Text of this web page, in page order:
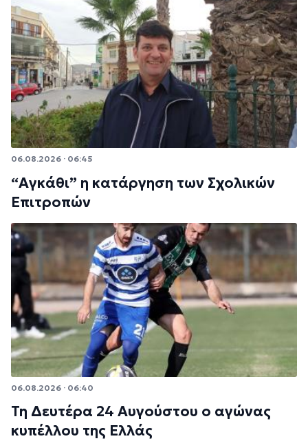
06.08.2026 · 06:45
“Αγκάθι” η κατάργηση των Σχολικών
Επιτροπών
06.08.2026 · 06:40
Τη Δευτέρα 24 Αυγούστου ο αγώνας
κυπέλλου της Ελλάς